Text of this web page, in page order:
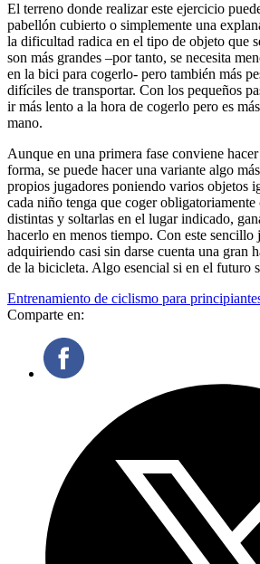
El terreno donde realizar este ejercicio
pabellón cubierto o simplemente una
la dificultad radica en el tipo de objeto que
son más grandes –por tanto, se necesita
en la bici para cogerlo- pero también más
difíciles de transportar. Con los pequeños
ir más lento a la hora de cogerlo pero es
mano.
Aunque en una primera fase conviene
forma, se puede hacer una variante algo
propios jugadores poniendo varios objetos
cada niño tenga que coger
distintas y soltarlas en el lugar indicado,
hacerlo en menos tiempo. Con este sencillo
adquiriendo casi sin darse cuenta una gran
de la bicicleta. Algo esencial si en el futuro
Entrenamiento de ciclismo para
Comparte en: